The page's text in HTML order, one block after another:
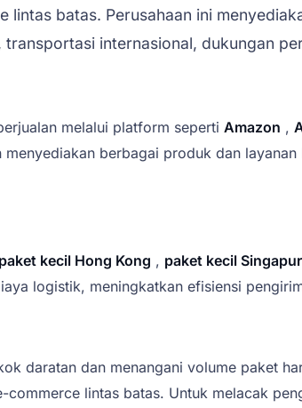
batas. Perusahaan ini
internasional, dukungan
melalui platform seperti Amazon ,
menyediakan berbagai produk dan
paket kecil Hong Kong , paket kecil
logistik, meningkatkan efisiensi
daratan dan menangani volume paket
lintas batas. Untuk melacak